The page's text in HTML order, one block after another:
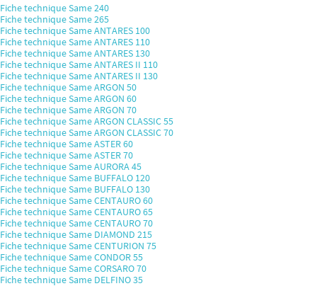
Fiche technique Same 240
Fiche technique Same 265
Fiche technique Same ANTARES 100
Fiche technique Same ANTARES 110
Fiche technique Same ANTARES 130
Fiche technique Same ANTARES II 110
Fiche technique Same ANTARES II 130
Fiche technique Same ARGON 50
Fiche technique Same ARGON 60
Fiche technique Same ARGON 70
Fiche technique Same ARGON CLASSIC 55
Fiche technique Same ARGON CLASSIC 70
Fiche technique Same ASTER 60
Fiche technique Same ASTER 70
Fiche technique Same AURORA 45
Fiche technique Same BUFFALO 120
Fiche technique Same BUFFALO 130
Fiche technique Same CENTAURO 60
Fiche technique Same CENTAURO 65
Fiche technique Same CENTAURO 70
Fiche technique Same DIAMOND 215
Fiche technique Same CENTURION 75
Fiche technique Same CONDOR 55
Fiche technique Same CORSARO 70
Fiche technique Same DELFINO 35